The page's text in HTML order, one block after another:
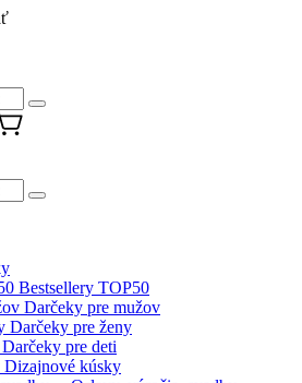
Bestsellery TOP50
Darčeky pre mužov
Darčeky pre ženy
Darčeky pre deti
Dizajnové kúsky